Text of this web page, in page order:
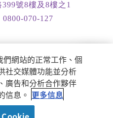
號8樓及8樓之1
0800-070-127
網站的正常工作、個
社交媒體功能並分析
廣告和分析合作夥伴
信息。 更多信息